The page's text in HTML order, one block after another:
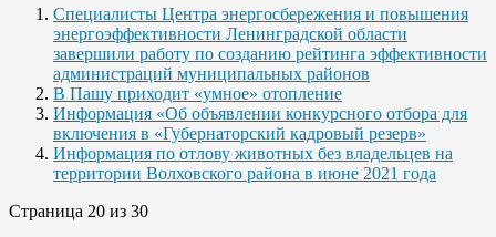
Специалисты Центра энергосбережения и повышения
энергоэффективности Ленинградской области
завершили работу по созданию рейтинга эффективности
администраций муниципальных районов
В Пашу приходит «умное» отопление
Информация «Об объявлении конкурсного отбора для
включения в «Губернаторский кадровый резерв»
Информация по отлову животных без владельцев на
территории Волховского района в июне 2021 года
Страница 20 из 30